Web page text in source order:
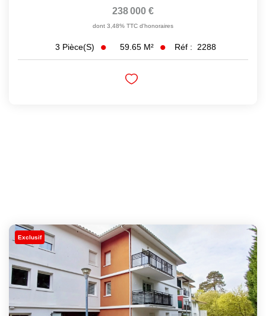
238 000 €
dont 3,48% TTC d'honoraires
3 Pièce(s) 59.65 M² Réf : 2288
Exclusif